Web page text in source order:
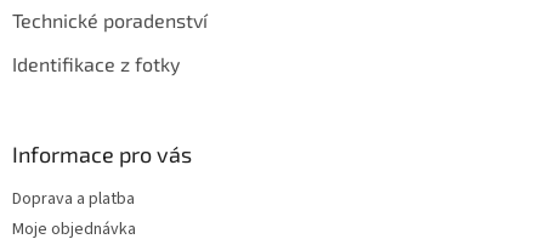
Technické poradenství
Identifikace z fotky
Informace pro vás
Doprava a platba
Moje objednávka